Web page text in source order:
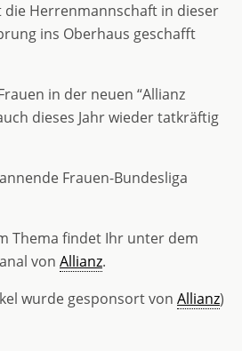
die Herrenmannschaft in dieser
ins Oberhaus geschafft
in der neuen “Allianz
dieses Jahr wieder tatkräftig
Frauen-Bundesliga
Thema findet Ihr unter dem
von Allianz.
wurde gesponsort von Allianz)